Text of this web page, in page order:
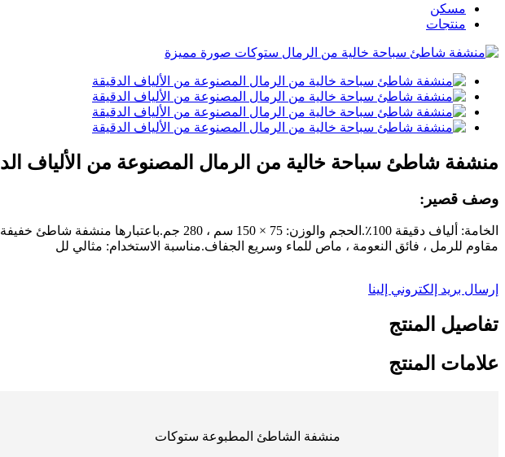
مسكن
منتجات
منشفة شاطئ سباحة خالية من الرمال المصنوعة من الألياف
وصف قصير:
الخامة: ألياف دقيقة 100٪.الحجم والوزن: 75
مقاوم للرمل ، فائق النعومة ، ماص للماء وسريع الجفاف.مناسبة الاستخدام: مثالي لل
إرسال بريد إلكتروني إلينا
تفاصيل المنتج
علامات المنتج
منشفة الشاطئ المطبوعة ستوكات